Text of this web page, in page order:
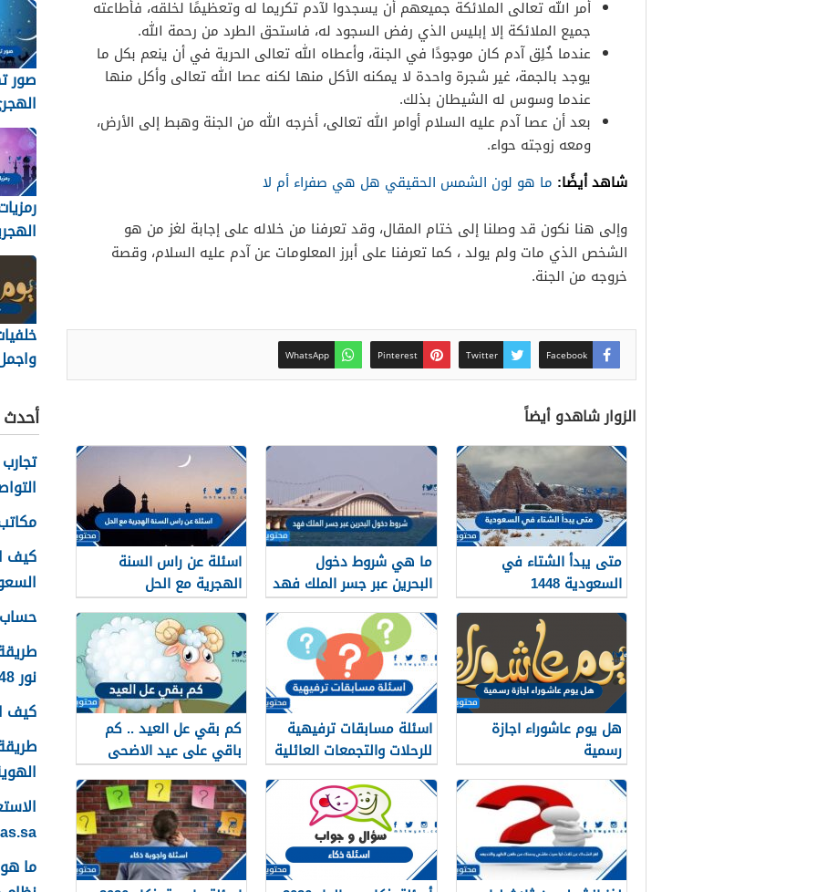
أمر الله تعالى الملائكة جميعهم أن يسجدوا لآدم تكريما له وتعظيمًا لخلقه، فأطاعته
جميع الملائكة إلا إبليس الذي رفض السجود له، فاستحق الطرد من رحمة الله.
عندما خُلِق آدم كان موجودًا في الجنة، وأعطاه الله تعالى الحرية في أن ينعم بكل ما
يوجد بالجمة، غير شجرة واحدة لا يمكنه الأكل منها لكنه عصا الله تعالى وأكل منها
عندما وسوس له الشيطان بذلك.
بعد أن عصا آدم عليه السلام أوامر الله تعالى، أخرجه الله من الجنة وهبط إلى الأرض،
ومعه زوجته حواء.
شاهد أيضًا: ما هو لون الشمس الحقيقي هل هي صفراء أم لا
وإلى هنا نكون قد وصلنا إلى ختام المقال، وقد تعرفنا من خلاله على إجابة لغز من هو
الشخص الذي مات ولم يولد ، كما تعرفنا على أبرز المعلومات عن آدم عليه السلام، وقصة
خروجه من الجنة.
Facebook
Twitter
Pinterest
WhatsApp
الزوار شاهدو أيضاً
متى يبدأ الشتاء في
السعودية 1448
ما هي شروط دخول
البحرين عبر جسر الملك فهد
2026 / 1448
اسئلة عن راس السنة
الهجرية مع الحل
هل يوم عاشوراء اجازة
رسمية
اسئلة مسابقات ترفيهية
للرحلات والتجمعات العائلية
2026
كم بقي عل العيد .. كم
باقي على عيد الاضحى
لعام 1447 /2026
صور
1448
1448
أحدث
كيف
حساب
نور 1448
كيف
الهوية